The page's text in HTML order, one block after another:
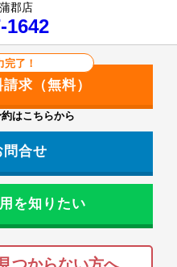
郡店
1642
完了！
はこちらから
問合せ
を知りたい